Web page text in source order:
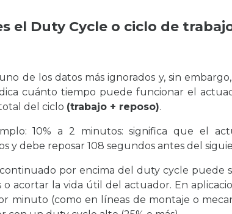
el Duty Cycle o ciclo de
de los datos más ignorados y, sin
cuánto tiempo puede funcionar el
del ciclo (trabajo + reposo).
10% a 2 minutos: significa que el
y debe reposar 108 segundos antes del
por encima del duty cycle puede
o acortar la vida útil del actuador. En
minuto (como en líneas de montaje o